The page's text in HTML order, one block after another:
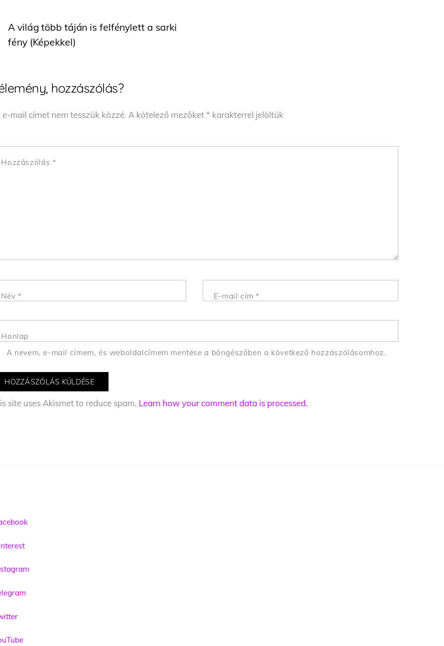
A világ több táján is felfénylett a sarki
fény (Képekkel)
hozzászólás?
e-mail címet nem tesszük közzé. A kötelező mezőket* karakterrel jelöltük
Hozzászólás *
Név * E-mail cím*
Honlap
A nevem, e-mail címem, és weboldalcímem mentése a böngészőben a következő hozzászólásomhoz.
site uses Akismet to reduce spam. Learn how your comment data is processed.